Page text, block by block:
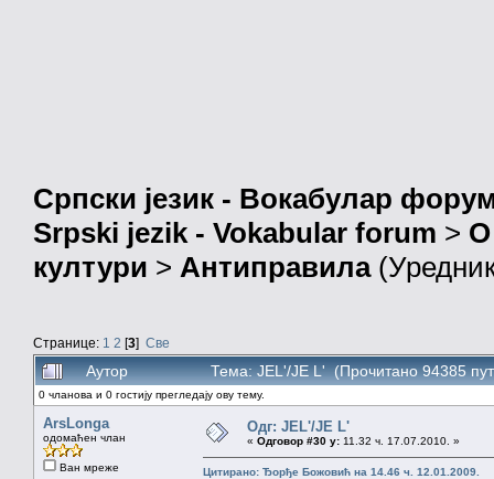
Српски језик - Вокабулар
Srpski jezik - Vokabular forum > О
култури > Антиправила
Странице: 1 2 [3] Све
Аутор Тема: JEL'/JE L' (Прочитано 94385
0 чланова и 0 гостију прегледају ову тему.
ArsLonga
одомаћен члан
Ван мреже
Одг: JEL'/JE L'
« Одговор #30 у: 11.32 ч. 17.07.2010. »
Цитирано: Ђорђе Божовић на 14.46 ч. 12.01.2009.